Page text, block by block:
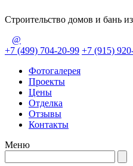
Строительство домов и бань
@
+7 (499) 704-20-99 +7 (915)
Фотогалерея
Проекты
Цены
Отделка
Отзывы
Контакты
Меню